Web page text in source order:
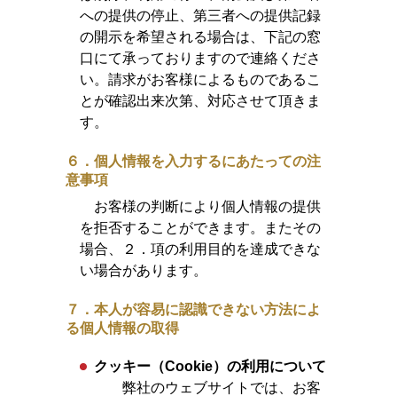
への提供の停止、第三者への提供記録
の開示を希望される場合は、下記の窓
口にて承っておりますので連絡くださ
い。請求がお客様によるものであるこ
とが確認出来次第、対応させて頂きま
す。
６．個人情報を入力するにあたっての注
意事項
お客様の判断により個人情報の提供
を拒否することができます。またその
場合、２．項の利用目的を達成できな
い場合があります。
７．本人が容易に認識できない方法によ
る個人情報の取得
クッキー（Cookie）の利用について
弊社のウェブサイトでは、お客